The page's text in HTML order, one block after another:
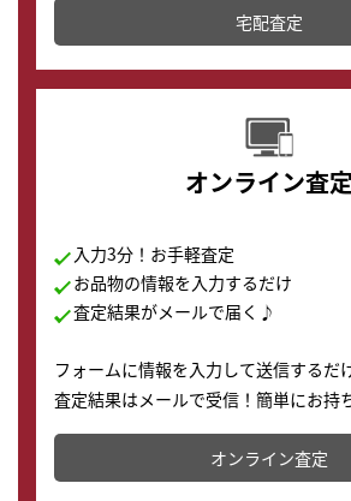
配送でも簡単&安全に査定・買取に出
す。
宅配査定
オンライン査定
入力3分！お手軽査定
お品物の情報を入力するだけ
査定結果がメールで届く♪
フォームに情報を入力して送信するだけ
査定結果はメールで受信！簡単にお持
かります。
オンライン査定